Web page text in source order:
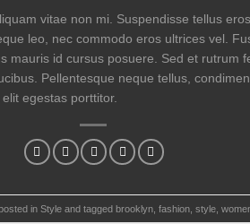
vitae non mi. Suspendisse tellus
leo, nec commodo eros ultrices vel.
mauris id cursus posuere. Sed et rutrum
Pellentesque neque tellus,
egestas porttitor.
inStyle and taggedbrooklyn ,fashion ,style ,